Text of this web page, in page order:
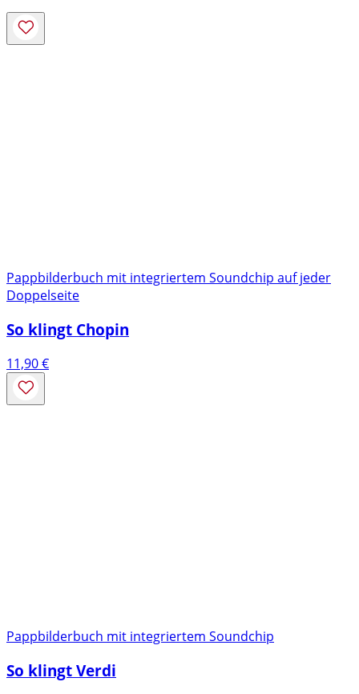
Pappbilderbuch mit integriertem Soundchip auf jeder
Doppelseite
So klingt Chopin
11,90€
Pappbilderbuch mit integriertem Soundchip
So klingt Verdi